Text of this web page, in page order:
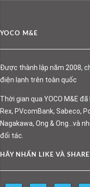
YOCO M&E
Được thành lập năm 2008,
điện lạnh trên toàn quốc
Thời gian qua YOCO M&E
Rex, PVcomBank, Sabeco,
Nagakawa, Ong & Ong…và
đối tác.
HÃY NHẤN LIKE VÀ SHARE